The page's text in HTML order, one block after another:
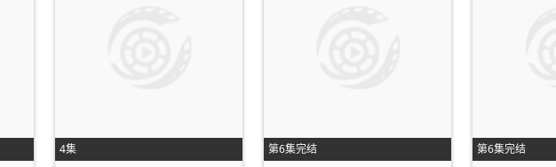
4集 第6集完结 第6集完结